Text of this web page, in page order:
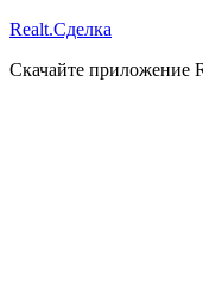
Realt.Сделка
Скачайте приложение